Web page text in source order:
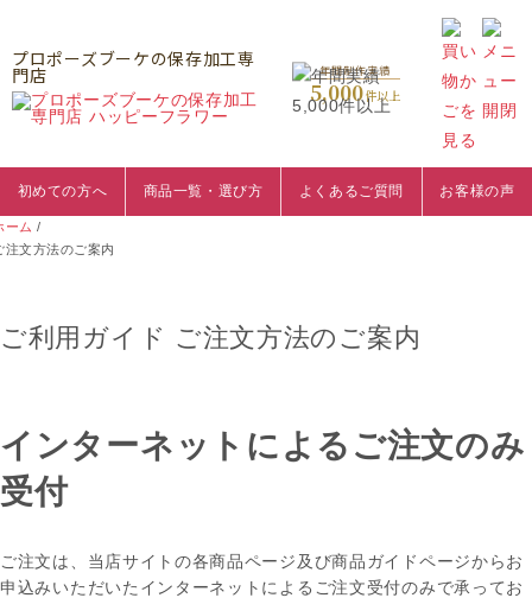
プロポーズブーケの保存加工専
門店 年間制作実績
5,000件以上
初めての方へ 商品一覧・選び方 よくあるご質問 お客様の声
ーム /
注文方法のご案内
ご利用ガイド ご注文方法のご案内
インターネットによるご注文のみ
受付
ご注文は、当店サイトの各商品ページ及び商品ガイドページからお
申込みいただいたインターネットによるご注文受付のみで承ってお